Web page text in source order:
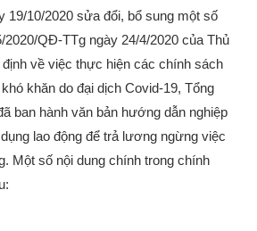
19/10/2020 sửa đổi, bổ sung một số
2020/QĐ-TTg ngày 24/4/2020 của Thủ
về việc thực hiện các chính sách
khăn do đại dịch Covid-19, Tổng
ban hành văn bản hướng dẫn nghiệp
lao động để trả lương ngừng việc
Một số nội dung chính trong chính